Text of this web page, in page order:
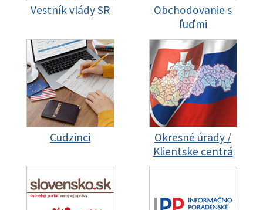
Vestník vlády SR
Obchodovanie s
ľuďmi
Cudzinci
Okresné úrady /
Klientske centrá